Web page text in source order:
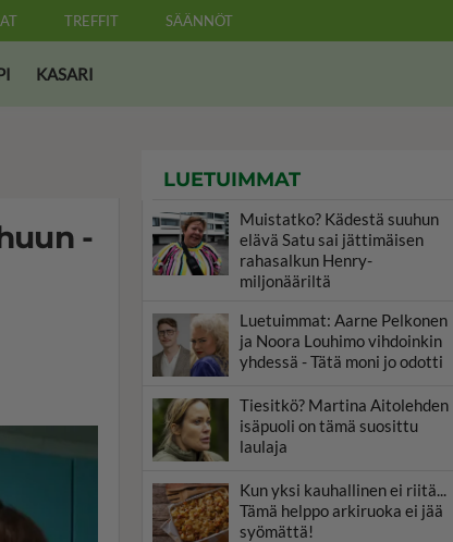
TREFFIT SÄÄNNÖT
KASARI
-
LUETUIMMAT
Muistatko? Kädestä suuhun
elävä Satu sai jättimäisen
rahasalkun Henry-
miljonääriltä
Luetuimmat: Aarne Pelkonen
ja Noora Louhimo vihdoinkin
yhdessä - Tätä moni jo odotti
Tiesitkö? Martina Aitolehden
isäpuoli on tämä suosittu
laulaja
Kun yksi kauhallinen ei riitä...
Tämä helppo arkiruoka ei jää
syömättä!